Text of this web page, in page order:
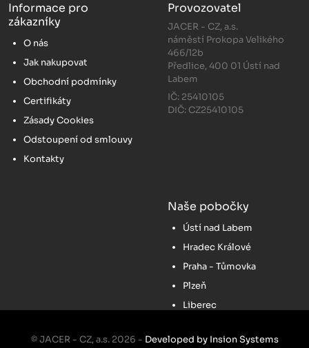
Informace pro
zákazníky
O nás
Jak nakupovat
Obchodní podmínky
Certifikáty
Zásady Cookies
Odstoupení od smlouvy
Kontakty
Provozovatel
JACER - CZ, a.s.
náměstí Prokopa Velikého
466/12b
Předlice, 400 01 Ústí nad
Labem
IČ: 25410105
DIČ: CZ25410105
Naše pobočky
Ústí nad Labem
Hradec Králové
Praha - Tůmovka
Plzeň
Liberec
© JACER - CZ, a.s. 2026 - Developed by Insion Systems